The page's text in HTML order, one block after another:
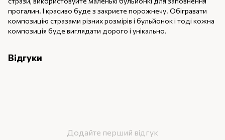
прогалин. І красиво буде з закриєте порожнечу. Обігравати
композицію стразами різних розмірів і бульйонок і тоді кожна
композиція буде виглядати дорого і унікально.
Відгуки
Додайте перший відгук